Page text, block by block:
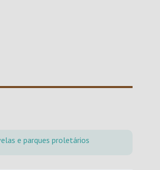
e parques proletários